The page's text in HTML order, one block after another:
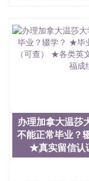
办理加拿大温莎
不能正常毕业？
★真实留信认